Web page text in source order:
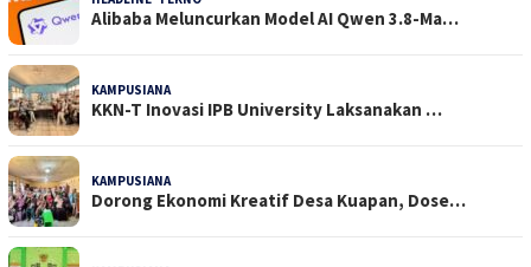
Alibaba Meluncurkan Model AI Qwen 3.8-Ma…
KAMPUSIANA
KKN-T Inovasi IPB University Laksanakan …
KAMPUSIANA
Dorong Ekonomi Kreatif Desa Kuapan, Dose…